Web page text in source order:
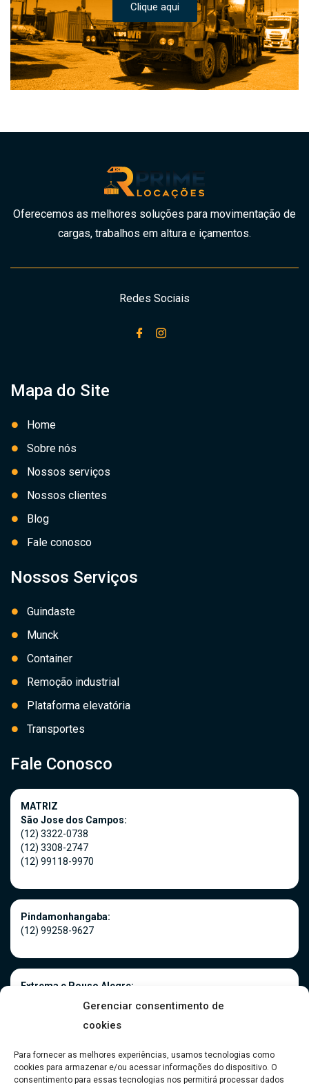
Gerenciar consentimento de
cookies
Para fornecer as melhores experiências, usamos tecnologias como
cookies para armazenar e/ou acessar informações do dispositivo. O
consentimento para essas tecnologias nos permitirá processar dados
Clique aqui
Oferecemos as melhores soluções para movimentação de
cargas, trabalhos em altura e içamentos.
Redes Sociais
Mapa do Site
Home
Sobre nós
Nossos serviços
Nossos clientes
Blog
Fale conosco
Nossos Serviços
Guindaste
Munck
Container
Remoção industrial
Plataforma elevatória
Transportes
Fale Conosco
MATRIZ
São Jose dos Campos:
(12) 3322-0738
(12) 3308-2747
(12) 99118-9970
Pindamonhangaba:
(12) 99258-9627
Extrema e Pouso Alegre:
(35) 3181-0966
Caraguatatuba: